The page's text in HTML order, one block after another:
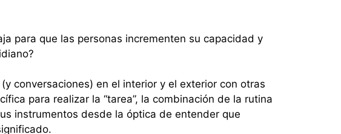
para que las personas incrementen su capacidad y
conversaciones) en el interior y el exterior con otras
para realizar la “tarea”, la combinación de la rutina
instrumentos desde la óptica de entender que